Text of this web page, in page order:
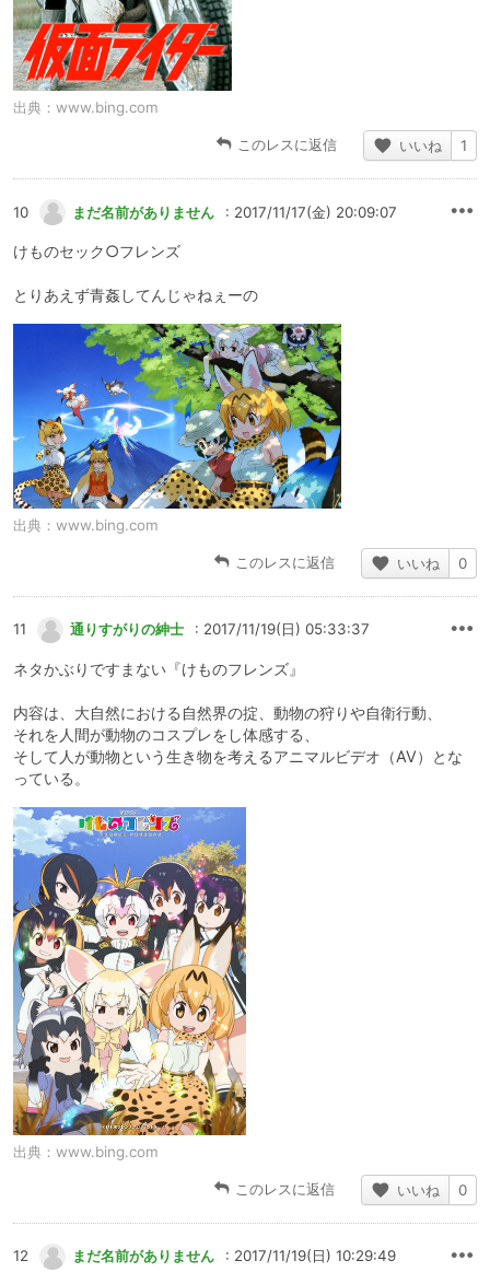
出典： www.bing.com
このレスに返信 いいね 1
10 まだ名前がありません : 2017/11/17(金) 20:09:07
けものセック○フレンズ
とりあえず青姦してんじゃねぇーの
出典： www.bing.com
このレスに返信 いいね 0
11 通りすがりの紳士 : 2017/11/19(日) 05:33:37
ネタかぶりですまない『けものフレンズ』
内容は、大自然における自然界の掟、動物の狩りや自衛行動、
それを人間が動物のコスプレをし体感する、
そして人が動物という生き物を考えるアニマルビデオ（AV）とな
っている。
出典： www.bing.com
このレスに返信 いいね 0
12 まだ名前がありません : 2017/11/19(日) 10:29:49